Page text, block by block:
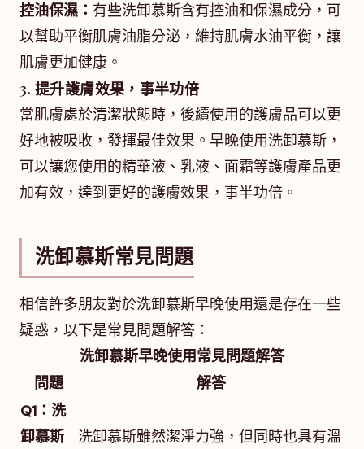
控油保濕： 有些洗卸慕斯含有控油和保濕成分，可
以幫助平衡肌膚油脂分泌，維持肌膚水油平衡，讓
肌膚更加健康。
3. 提升護膚效果，事半功倍
當肌膚處於清潔狀態時，後續使用的護膚品可以更
好地被吸收，發揮最佳效果。早晚使用洗卸慕斯，
可以讓您使用的精華液、乳液、面霜等護膚產品更
加有效，達到更好的護膚效果，事半功倍。
洗卸慕斯常見問題
相信許多朋友對於洗卸慕斯早晚使用還是存在一些
疑惑，以下是常見問題解答：
洗卸慕斯早晚使用常見問題解答
問題
解答
Q1：洗
卸慕斯
洗卸慕斯雖然潔淨力強，但同時也具有溫